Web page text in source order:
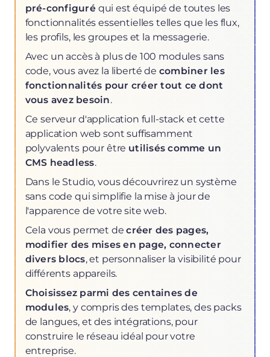
pré-configuré qui est équipé de toutes les
fonctionnalités essentielles telles que les flux,
les profils, les groupes et la messagerie.
Avec un accès à plus de 100 modules sans
code, vous avez la liberté de combiner les
fonctionnalités pour créer tout ce dont
vous avez besoin.
Ce serveur d'application full-stack et cette
application web sont suffisamment
polyvalents pour être utilisés comme un
CMS headless.
Dans le Studio, vous découvrirez un système
sans code qui simplifie la mise à jour de
l'apparence de votre site web.
Cela vous permet decréer des pages,
modifier des mises en page, connecter
divers blocs, et personnaliser la visibilité pour
différents appareils.
Choisissez parmi des centaines de
modules, y compris des templates, des packs
de langues, et des intégrations, pour
construire le réseau idéal pour votre
entreprise.